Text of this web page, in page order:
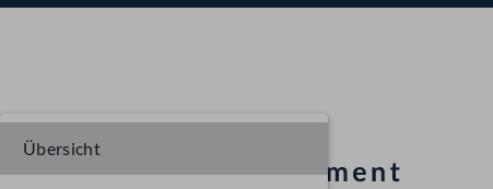
Übersicht